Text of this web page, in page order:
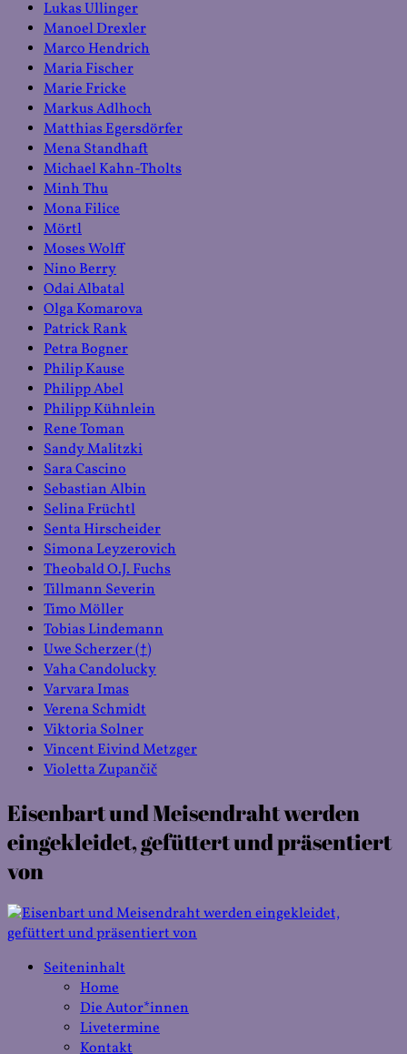
Lukas Ullinger
Manoel Drexler
Marco Hendrich
Maria Fischer
Marie Fricke
Markus Adlhoch
Matthias Egersdörfer
Mena Standhaft
Michael Kahn-Tholts
Minh Thu
Mona Filice
Mörtl
Moses Wolff
Nino Berry
Odai Albatal
Olga Komarova
Patrick Rank
Petra Bogner
Philip Kause
Philipp Abel
Philipp Kühnlein
Rene Toman
Sandy Malitzki
Sara Cascino
Sebastian Albin
Selina Früchtl
Senta Hirscheider
Simona Leyzerovich
Theobald O.J. Fuchs
Tillmann Severin
Timo Möller
Tobias Lindemann
Uwe Scherzer (†)
Vaha Candolucky
Varvara Imas
Verena Schmidt
Viktoria Solner
Vincent Eivind Metzger
Violetta Zupančič
Eisenbart und Meisendraht werden
eingekleidet, gefüttert und präsentiert
von
Seiteninhalt
Home
Die Autor*innen
Livetermine
Kontakt